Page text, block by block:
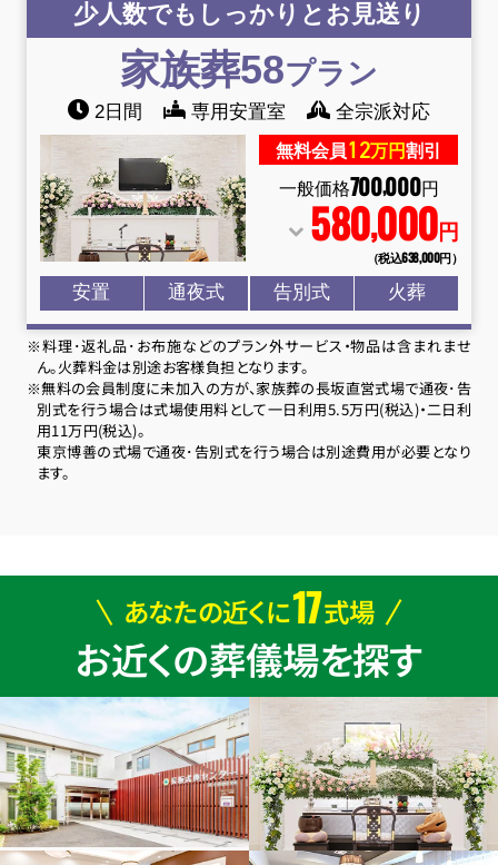
少人数でもしっかりとお見送り
家族葬58プラン
2日間 専用安置室 全宗派対応
無料会員12万円割引
一般価格700,000円
580,000円
（税込638,000円）
安置 通夜式 告別式 火葬
※料理･返礼品･お布施などのプラン外サービス・物品は含まれませ
ん。火葬料金は別途お客様負担となります。
※無料の会員制度に未加入の方が、家族葬の長坂直営式場で通夜･告
別式を行う場合は式場使用料として一日利用5.5万円(税込)・二日利
用11万円(税込)。
東京博善の式場で通夜･告別式を行う場合は別途費用が必要となり
ます。
あなたの近くに17式場
お近くの葬儀場を探す